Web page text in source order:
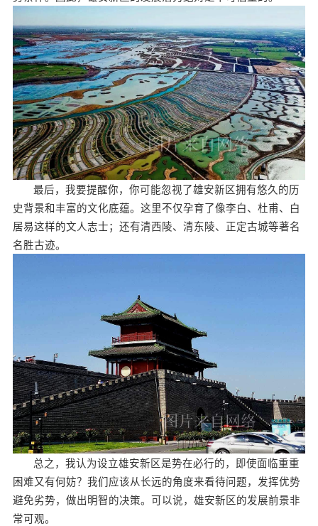
最后，我要提醒你，你可能忽视了雄安新区拥有悠久的历
史背景和丰富的文化底蕴。这里不仅孕育了像李白、杜甫、白
居易这样的文人志士；还有清西陵、清东陵、正定古城等著名
名胜古迹。
总之，我认为设立雄安新区是势在必行的，即使面临重重
困难又有何妨？我们应该从长远的角度来看待问题，发挥优势
避免劣势，做出明智的决策。可以说，雄安新区的发展前景非
常可观。